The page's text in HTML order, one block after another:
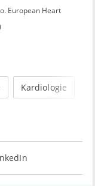
European Heart
Kardiologie